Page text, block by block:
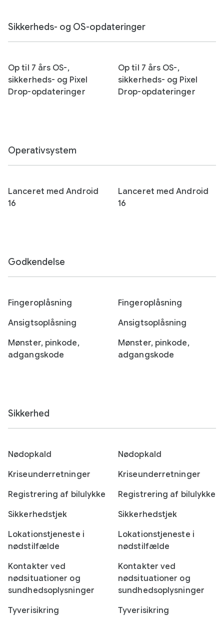
Sikkerheds- og OS-opdateringer
Op til 7 års OS-,
sikkerheds- og Pixel
Drop-opdateringer
Op til 7 års OS-,
sikkerheds- og Pixel
Drop-opdateringer
Operativsystem
Lanceret med Android
16
Lanceret med Android
16
Godkendelse
Fingeroplåsning
Ansigtsoplåsning
Mønster, pinkode,
adgangskode
Fingeroplåsning
Ansigtsoplåsning
Mønster, pinkode,
adgangskode
Sikkerhed
Nødopkald
Kriseunderretninger
Registrering af bilulykke
Sikkerhedstjek
Lokationstjeneste i
nødstilfælde
Kontakter ved
nødsituationer og
sundhedsoplysninger
Tyverisikring
Nødopkald
Kriseunderretninger
Registrering af bilulykke
Sikkerhedstjek
Lokationstjeneste i
nødstilfælde
Kontakter ved
nødsituationer og
sundhedsoplysninger
Tyverisikring